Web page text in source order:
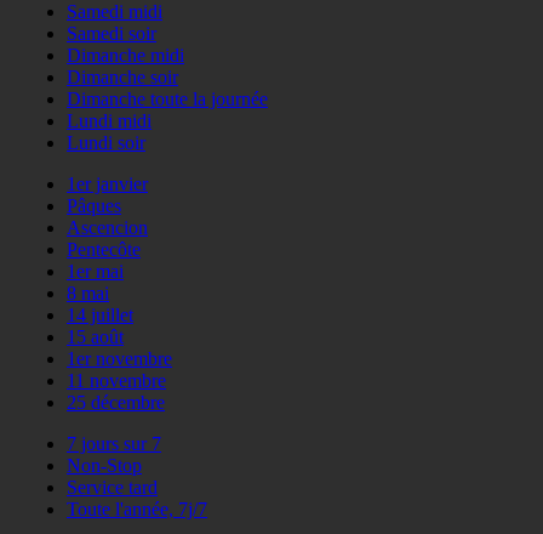
Samedi midi
Samedi soir
Dimanche midi
Dimanche soir
Dimanche toute la journée
Lundi midi
Lundi soir
1er janvier
Pâques
Ascencion
Pentecôte
1er mai
8 mai
14 juillet
15 août
1er novembre
11 novembre
25 décembre
7 jours sur 7
Non-Stop
Service tard
Toute l'année, 7j/7